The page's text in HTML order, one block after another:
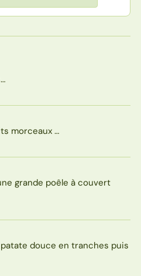
morceaux …
grande poêle à couvert
douce en tranches puis